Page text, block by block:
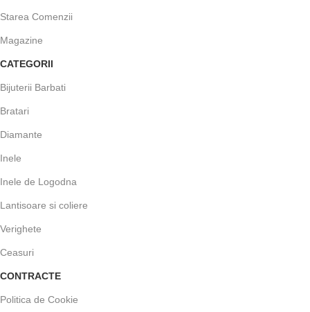
Starea Comenzii
Magazine
CATEGORII
Bijuterii Barbati
Bratari
Diamante
Inele
Inele de Logodna
Lantisoare si coliere
Verighete
Ceasuri
CONTRACTE
Politica de Cookie